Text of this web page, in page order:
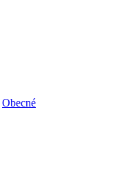
Obecné